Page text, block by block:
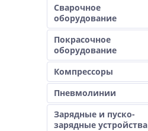
Сварочное
оборудование
Покрасочное
оборудование
Компрессоры
Пневмолинии
Зарядные и пуско-
зарядные устройства